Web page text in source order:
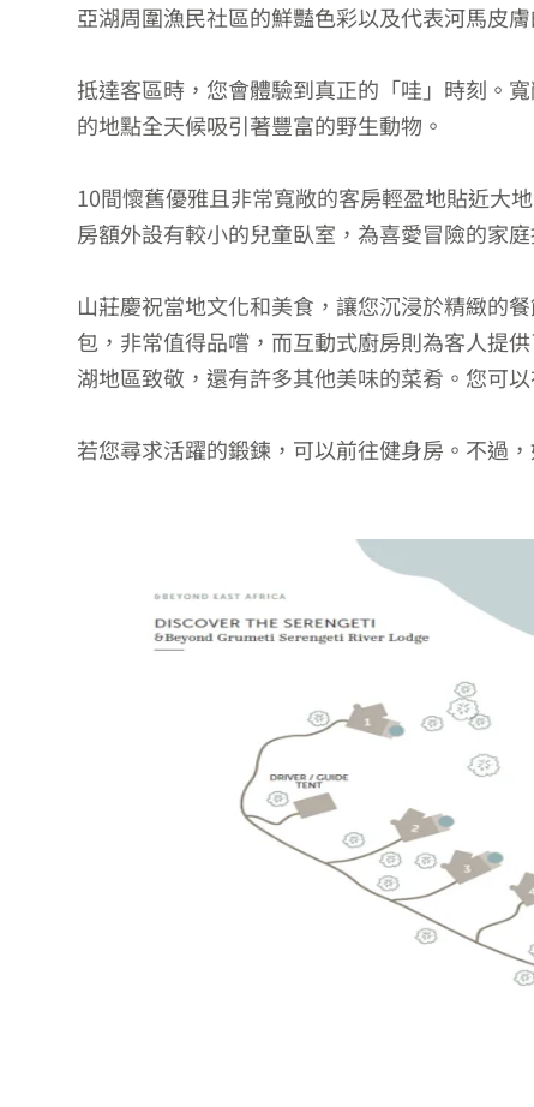
亞湖周圍漁民社區的鮮豔色彩以及代表河馬皮
抵達客區時，您會體驗到真正的「哇」時刻。
的地點全天候吸引著豐富的野生動物。
10間懷舊優雅且非常寬敞的客房輕盈地貼近大
房額外設有較小的兒童臥室，為喜愛冒險的家
山莊慶祝當地文化和美食，讓您沉浸於精緻的
包，非常值得品嚐，而互動式廚房則為客人提
湖地區致敬，還有許多其他美味的菜肴。您可
若您尋求活躍的鍛鍊，可以前往健身房。不過